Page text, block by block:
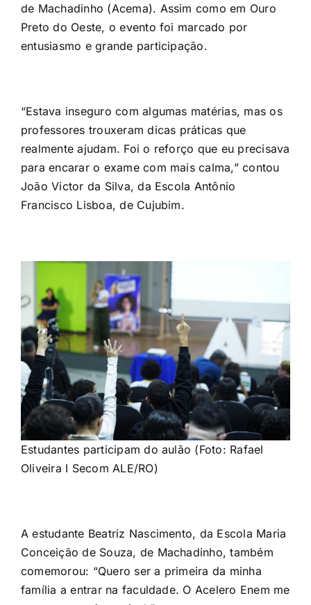
de Machadinho (Acema). Assim como em Ouro
Preto do Oeste, o evento foi marcado por
entusiasmo e grande participação.
“Estava inseguro com algumas matérias, mas os
professores trouxeram dicas práticas que
realmente ajudam. Foi o reforço que eu precisava
para encarar o exame com mais calma,” contou
João Victor da Silva, da Escola Antônio
Francisco Lisboa, de Cujubim.
Estudantes participam do aulão (Foto: Rafael
Oliveira I Secom ALE/RO)
A estudante Beatriz Nascimento, da Escola Maria
Conceição de Souza, de Machadinho, também
comemorou: “Quero ser a primeira da minha
família a entrar na faculdade. O Acelero Enem me